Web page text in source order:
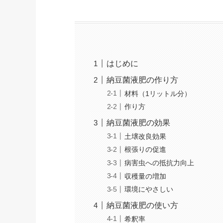
はじめに
納豆菌液肥の作り方
材料（1リットル分）
作り方
納豆菌液肥の効果
土壌改良効果
根張りの促進
病害虫への抵抗力向上
収穫量の増加
環境にやさしい
納豆菌液肥の使い方
希釈率